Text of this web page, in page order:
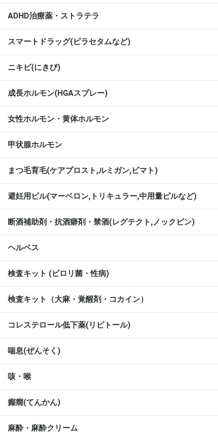
ADHD治療薬・ストラテラ
スマートドラッグ(ピラセタムなど)
ニキビ(にきび)
成長ホルモン(HGAスプレー)
女性ホルモン・黄体ホルモン
甲状腺ホルモン
まつ毛育毛(ケアプロスト,ルミガン,ビマト)
避妊用ピル(マーベロン,トリキュラー,中用量ピルなど)
断酒補助剤・抗酒癖剤・禁酒(レグテクト,ノックビン)
ヘルペス
検査キット (ピロリ菌・性病)
検査キット（大麻・覚醒剤・コカイン）
コレステロール低下薬(リピトール)
喘息(ぜんそく)
咳・喉
癲癇(てんかん)
麻酔・麻酔クリーム